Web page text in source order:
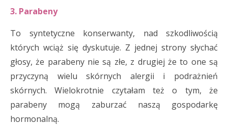
3. Parabeny
To syntetyczne konserwanty, nad szkodliwością
których wciąż się dyskutuje. Z jednej strony słychać
głosy, że parabeny nie są złe, z drugiej że to one są
przyczyną wielu skórnych alergii i podrażnień
skórnych. Wielokrotnie czytałam też o tym, że
parabeny mogą zaburzać naszą gospodarkę
hormonalną.